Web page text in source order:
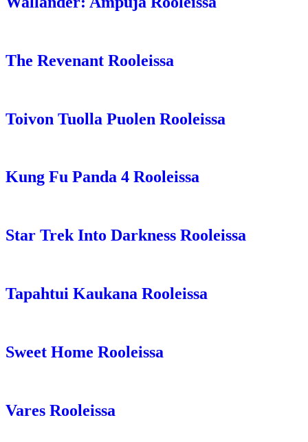
The Revenant Rooleissa
Toivon Tuolla Puolen Rooleissa
Kung Fu Panda 4 Rooleissa
Star Trek Into Darkness Rooleissa
Tapahtui Kaukana Rooleissa
Sweet Home Rooleissa
Vares Rooleissa